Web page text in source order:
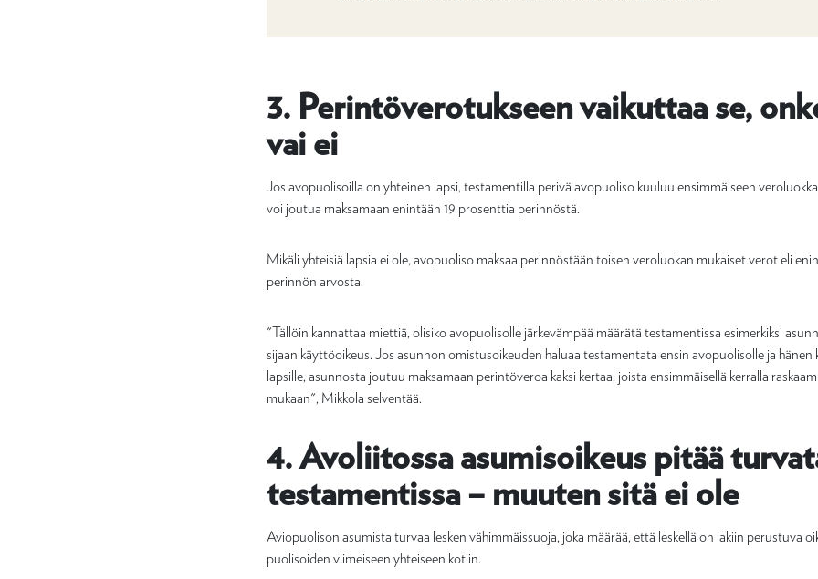
3. Perintöverotukseen vaikuttaa se,
vai ei
Jos avopuolisoilla on yhteinen lapsi, testamentilla perivä avopuoliso kuuluu ensimmäiseen
voi joutua maksamaan enintään 19 prosenttia perinnöstä.
Mikäli yhteisiä lapsia ei ole, avopuoliso maksaa perinnöstään toisen veroluokan mukaiset verot eli
perinnön arvosta.
"Tällöin kannattaa miettiä, olisiko avopuolisolle järkevämpää määrätä testamentissa esimerkiksi
sijaan käyttöoikeus. Jos asunnon omistusoikeuden haluaa testamentata ensin avopuolisolle ja hänen
lapsille, asunnosta joutuu maksamaan perintöveroa kaksi kertaa, joista ensimmäisellä kerralla
mukaan", Mikkola selventää.
4. Avoliitossa asumisoikeus pitää
testamentissa – muuten sitä ei ole
Aviopuolison asumista turvaa lesken vähimmäissuoja, joka määrää, että leskellä on lakiin perustuva
puolisoiden viimeiseen yhteiseen kotiin.